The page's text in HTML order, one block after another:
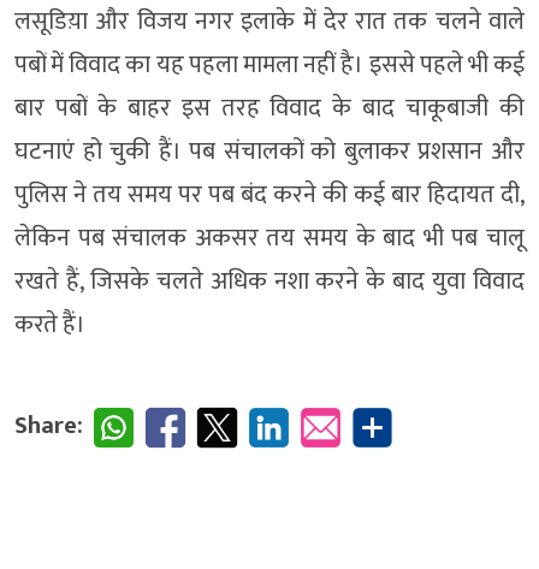
लसूडिय़ा और विजय नगर इलाके में देर रात तक चलने वाले
पबों में विवाद का यह पहला मामला नहीं है। इससे पहले भी कई
बार पबों के बाहर इस तरह विवाद के बाद चाकूबाजी की
घटनाएं हो चुकी हैं। पब संचालकों को बुलाकर प्रशसान और
पुलिस ने तय समय पर पब बंद करने की कई बार हिदायत दी,
लेकिन पब संचालक अकसर तय समय के बाद भी पब चालू
रखते हैं, जिसके चलते अधिक नशा करने के बाद युवा विवाद
करते हैं।
Share: